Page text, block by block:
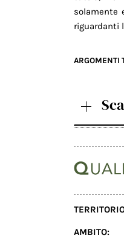
solamente
riguardanti
ARGOMENTI
AMBITO: